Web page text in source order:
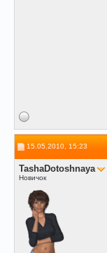
15.05.2010, 15:23
TashaDotoshnaya
Новичок